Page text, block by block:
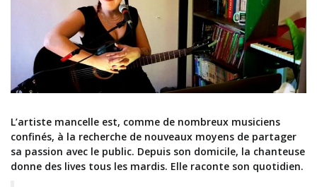
L’artiste mancelle est, comme de nombreux musiciens
confinés, à la recherche de nouveaux moyens de partager
sa passion avec le public. Depuis son domicile, la chanteuse
donne des lives tous les mardis. Elle raconte son quotidien.